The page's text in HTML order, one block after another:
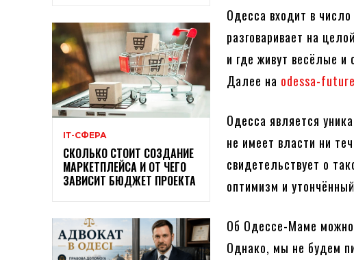
ІТ-СФЕРА
СКОЛЬКО СТОИТ СОЗДАНИЕ
МАРКЕТПЛЕЙСА И ОТ ЧЕГО
ЗАВИСИТ БЮДЖЕТ ПРОЕКТА
Одесса входит в
разговаривает на
и где живут весёлые
Далее на odessa-future
Одесса является
не имеет власти ни
свидетельствует о
оптимизм и
Об Одессе-Маме
Однако, мы не будем